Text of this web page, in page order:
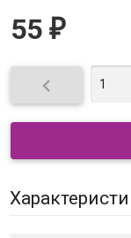
55 ₽
